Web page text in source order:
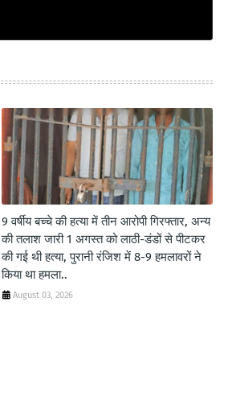
9 वर्षीय बच्चे की हत्या में तीन आरोपी गिरफ्तार, अन्य
की तलाश जारी 1 अगस्त को लाठी-डंडों से पीटकर
की गई थी हत्या, पुरानी रंजिश में 8-9 हमलावरों ने
किया था हमला..
August 03, 2026